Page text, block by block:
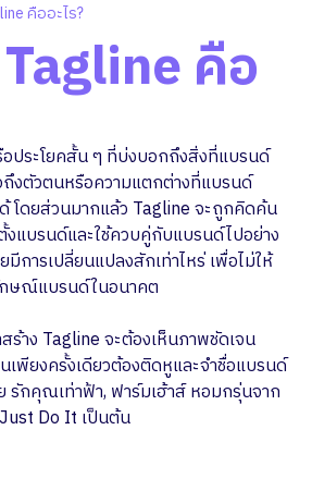
คืออะไร?
คือ
ประโยคสั้น ๆ ที่บ่งบอกถึงสิ่งที่แบรนด์
งตัวตนหรือความแตกต่างที่แบรนด์
โดยส่วนมากแล้ว Tagline จะถูกคิดค้น
แบรนด์และใช้ควบคู่กับแบรนด์ไปอย่าง
มีการเปลี่ยนแปลงสักเท่าไหร่ เพื่อไม่ให้
ษณ์แบรนด์ในอนาคต
าง Tagline จะต้องเห็นภาพชัดเจน
นเพียงครั้งเดียวต้องติดหูและจำชื่อแบรนด์
รักคุณเท่าฟ้า, ฟาร์มเฮ้าส์ หอมกรุ่นจาก
Do It เป็นต้น